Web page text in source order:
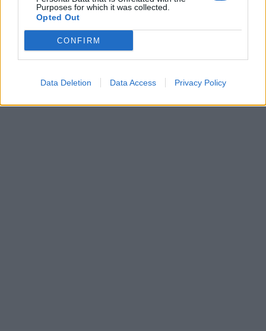
Purposes for which it was collected.
Opted Out
CONFIRM
Data Deletion Data Access Privacy Policy